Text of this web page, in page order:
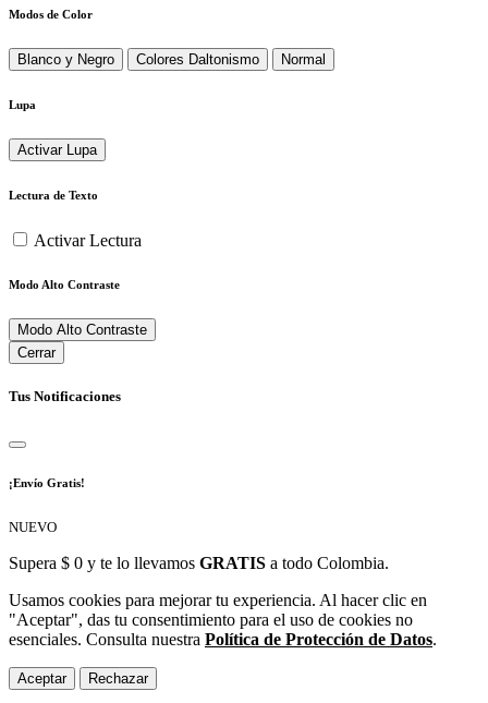
Modos de Color
Blanco y Negro Colores Daltonismo Normal
Lupa
Activar Lupa
Lectura de Texto
Activar Lectura
Modo Alto Contraste
Modo Alto Contraste
Cerrar
Tus Notificaciones
¡Envío Gratis!
NUEVO
Supera $ 0 y te lo llevamos GRATIS a todo Colombia.
Usamos cookies para mejorar tu experiencia. Al hacer clic en
"Aceptar", das tu consentimiento para el uso de cookies no
esenciales. Consulta nuestra Política de Protección de Datos.
Aceptar Rechazar